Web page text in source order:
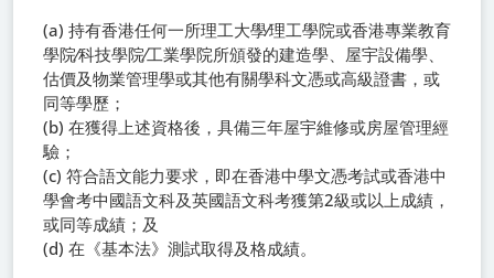
(a) 持有香港任何一所理工大學⁄理工學院或香港專業教育
學院⁄科技學院⁄工業學院所頒發的建造學、屋宇設備學、
估價及物業管理學或其他有關學科文憑或高級證書，或
同等學歷；
(b) 在獲得上述資格後，具備三年屋宇維修或房屋管理經
驗；
(c) 符合語文能力要求，即在香港中學文憑考試或香港中
學會考中國語文科及英國語文科考獲第2級或以上成績，
或同等成績；及
(d) 在《基本法》測試取得及格成績。